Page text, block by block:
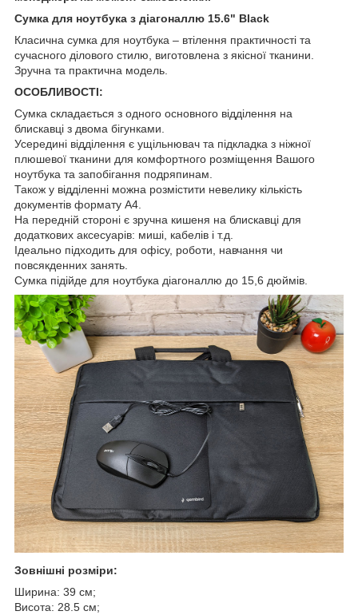
Сумка для ноутбука з діагоналлю 15.6" Black
Класична сумка для ноутбука – втілення практичності та
сучасного ділового стилю, виготовлена з якісної тканини.
Зручна та практична модель.
ОСОБЛИВОСТІ:
Сумка складається з одного основного відділення на
блискавці з двома бігунками.
Усередині відділення є ущільнювач та підкладка з ніжної
плюшевої тканини для комфортного розміщення Вашого
ноутбука та запобігання подряпинам.
Також у відділенні можна розмістити невелику кількість
документів формату А4.
На передній стороні є зручна кишеня на блискавці для
додаткових аксесуарів: миші, кабелів і т.д.
Ідеально підходить для офісу, роботи, навчання чи
повсякденних занять.
Сумка підійде для ноутбука діагоналлю до 15,6 дюймів.
Зовнішні розміри:
Ширина: 39 см;
Висота: 28.5 см;